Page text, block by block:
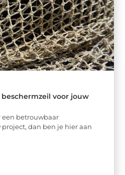
voor jouw
een betrouwbaar
dan ben je hier aan